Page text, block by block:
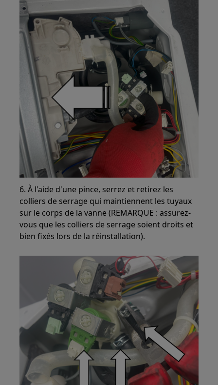
6. À l'aide d'une pince, serrez et retirez les
colliers de serrage qui maintiennent les tuyaux
sur le corps de la vanne (REMARQUE : assurez-
vous que les colliers de serrage soient droits et
bien fixés lors de la réinstallation).